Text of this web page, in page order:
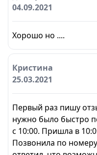
04.09.2021
Хорошо но ....
Кристина
25.03.2021
Первый раз пишу
нужно было быстро
с 10:00. Пришла в
Позвонила по